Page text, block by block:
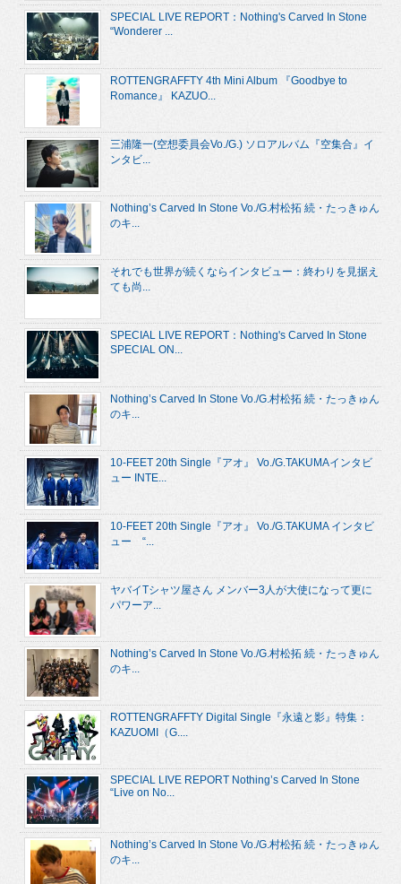
SPECIAL LIVE REPORT：Nothing's Carved In Stone
“Wonderer ...
ROTTENGRAFFTY 4th Mini Album 『Goodbye to
Romance』 KAZUO...
三浦隆一(空想委員会Vo./G.) ソロアルバム『空集合』イ
ンタビ...
Nothing’s Carved In Stone Vo./G.村松拓 続・たっきゅん
のキ...
それでも世界が続くならインタビュー：終わりを見据え
ても尚...
SPECIAL LIVE REPORT：Nothing's Carved In Stone
SPECIAL ON...
Nothing’s Carved In Stone Vo./G.村松拓 続・たっきゅん
のキ...
10-FEET 20th Single『アオ』 Vo./G.TAKUMAインタビ
ュー INTE...
10-FEET 20th Single『アオ』 Vo./G.TAKUMA インタビ
ュー “...
ヤバイTシャツ屋さん メンバー3人が大使になって更に
パワーア...
Nothing’s Carved In Stone Vo./G.村松拓 続・たっきゅん
のキ...
ROTTENGRAFFTY Digital Single『永遠と影』特集：
KAZUOMI（G....
SPECIAL LIVE REPORT Nothing’s Carved In Stone
“Live on No...
Nothing’s Carved In Stone Vo./G.村松拓 続・たっきゅん
のキ...